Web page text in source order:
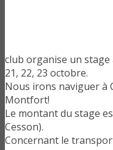
club organise un
21, 22, 23 octobre.
Nous irons naviguer à
Montfort!
Le montant du stage
Cesson).
Concernant le